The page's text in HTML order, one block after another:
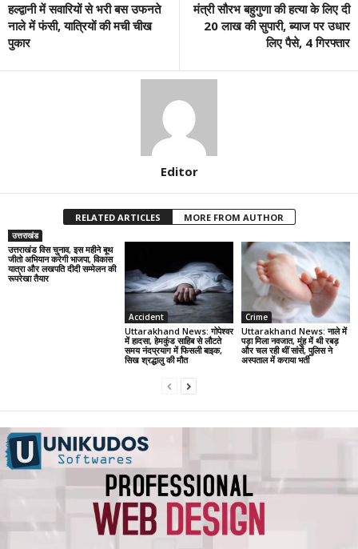
हल्द्वानी में सवारियों से भरी बस उफनते
नाले में फंसी, यात्रियों की मची चीख
पुकार
मंत्री सौरभ बहुगुणा की हत्या के लिए दी
20 लाख की सुपारी, ब्याज पर उधार
लिए पैसे, 4 गिरफ्तार
Editor
RELATED ARTICLES MORE FROM AUTHOR
उत्तराखंड
उत्तराखंड विस चुनाव, इस महीने बूथ
जीतो अभियान करेगी भाजपा, विकास
यात्रा और लखपति दीदी सम्मेलन की
रूपरेखा तैयार
Accident
Uttarakhand News: गोपेश्वर
में हादसा, हेमकुंड साहिब से लौटते
समय नंदप्रयाग में फिसली बाइक,
सिख श्रद्धालु की मौत
Crime
Uttarakhand News: नाले में
पड़ा मिला नवजात, मुंह में थी रबड़
और चल रही थीं सांसें, पुलिस ने
अस्पताल में कराया भर्ती